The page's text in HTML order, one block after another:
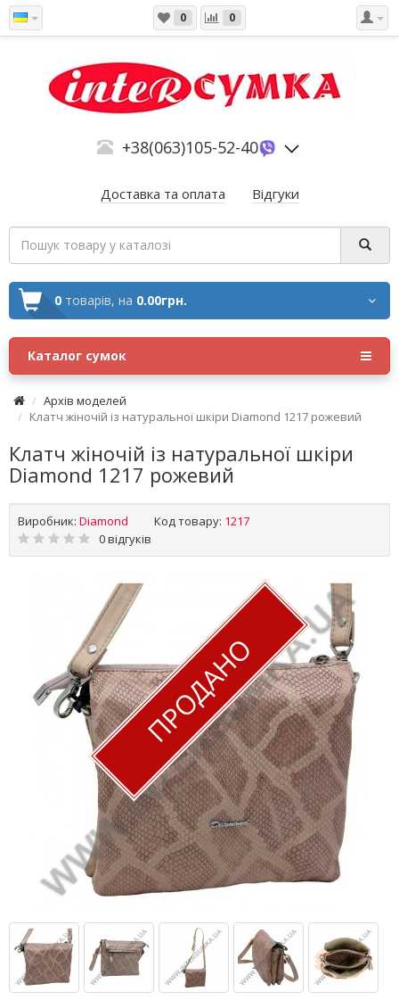
0 0
+38(063)105-52-40
Доставка та оплата Відгуки
0 товарів, на 0.00грн.
Каталог сумок
Архів моделей
Клатч жіночій із натуральної шкіри Diamond 1217 рожевий
Клатч жіночій із натуральної шкіри
Diamond 1217 рожевий
Виробник: Diamond Код товару: 1217
0 відгуків
ПРОДАНО